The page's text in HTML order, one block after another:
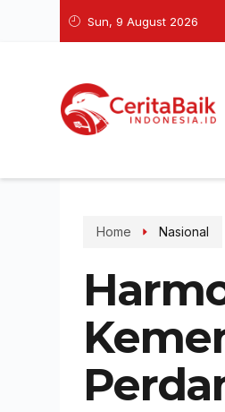
Sun, 9 August 2026
Home Nasional